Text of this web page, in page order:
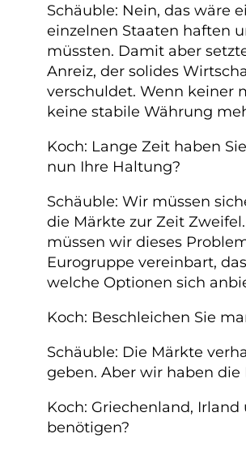
Schäuble: Nein, das wäre
einzelnen Staaten haften
müssten. Damit aber
Anreiz, der solides
verschuldet. Wenn keiner
keine stabile Währung
Koch: Lange Zeit haben
nun Ihre Haltung?
Schäuble: Wir müssen
die Märkte zur Zeit
müssen wir dieses
Eurogruppe vereinbart,
welche Optionen sich
Koch: Beschleichen Sie
Schäuble: Die Märkte
geben. Aber wir haben
Koch: Griechenland,
benötigen?